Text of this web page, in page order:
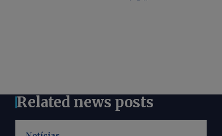
Related news posts